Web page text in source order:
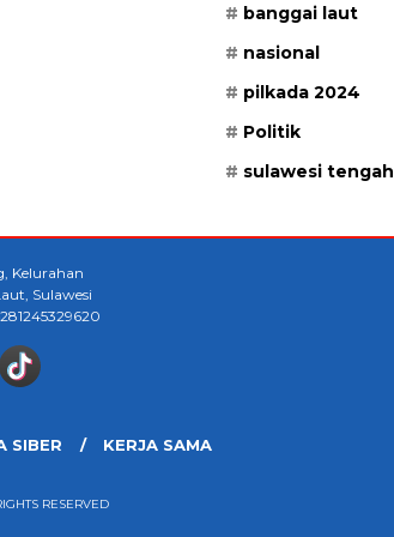
banggai laut
nasional
pilkada 2024
Politik
sulawesi tengah
Kelurahan
Sulawesi
SIBER KERJA SAMA
RESERVED